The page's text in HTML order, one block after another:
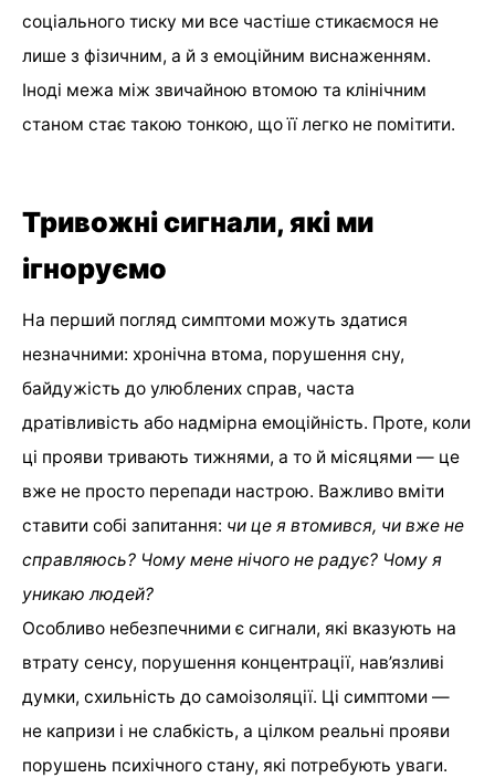
соціального тиску ми все частіше стикаємося не
лише з фізичним, а й з емоційним виснаженням.
Іноді межа між звичайною втомою та клінічним
станом стає такою тонкою, що її легко не помітити.
Тривожні сигнали, які ми
ігноруємо
На перший погляд симптоми можуть здатися
незначними: хронічна втома, порушення сну,
байдужість до улюблених справ, часта
дратівливість або надмірна емоційність. Проте, коли
ці прояви тривають тижнями, а то й місяцями — це
вже не просто перепади настрою. Важливо вміти
ставити собі запитання: чи це я втомився, чи вже не
справляюсь? Чому мене нічого не радує? Чому я
уникаю людей?
Особливо небезпечними є сигнали, які вказують на
втрату сенсу, порушення концентрації, нав’язливі
думки, схильність до самоізоляції. Ці симптоми —
не капризи і не слабкість, а цілком реальні прояви
порушень психічного стану, які потребують уваги.